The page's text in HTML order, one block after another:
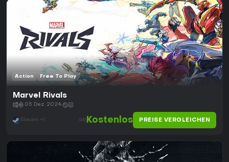
Action Free To Play
Marvel Rivals
05 Dez. 2024
Steam +1 ab Kostenlos PREISE VERGLEICHEN